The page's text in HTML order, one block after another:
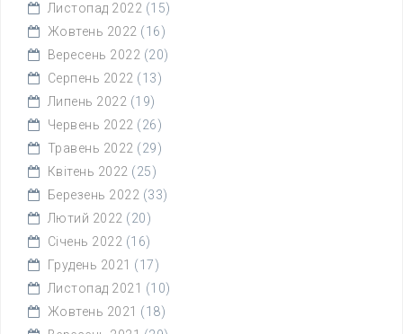
Листопад 2022 (15)
Жовтень 2022 (16)
Вересень 2022 (20)
Серпень 2022 (13)
Липень 2022 (19)
Червень 2022 (26)
Травень 2022 (29)
Квітень 2022 (25)
Березень 2022 (33)
Лютий 2022 (20)
Січень 2022 (16)
Грудень 2021 (17)
Листопад 2021 (10)
Жовтень 2021 (18)